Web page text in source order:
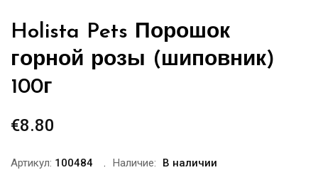
Holista Pets Порошок
горной розы (шиповник)
100г
€8.80
Артикул: 100484 Наличие:
В наличии